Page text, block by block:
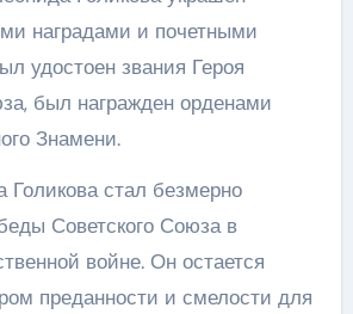
наградами и почетными
удостоен звания Героя
был награжден орденами
Знамени.
Голикова стал безмерно
Советского Союза в
войне. Он остается
преданности и смелости для